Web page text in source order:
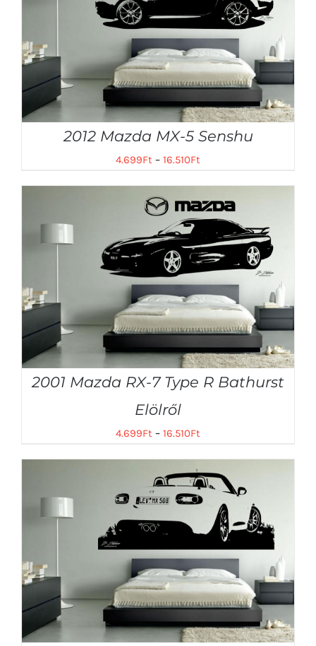
2012 Mazda MX-5 Senshu
4.699Ft – 16.510Ft
2001 Mazda RX-7 Type R Bathurst
Elölről
4.699Ft – 16.510Ft